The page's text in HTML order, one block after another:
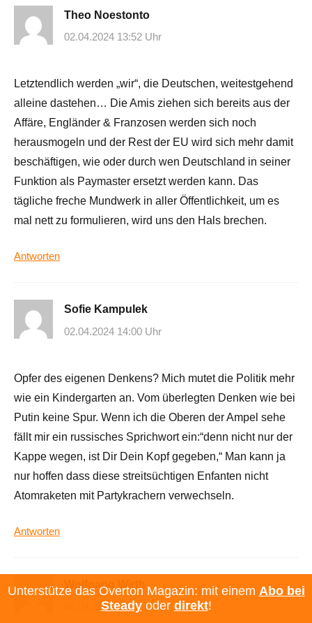
Theo Noestonto
02.04.2024 13:52 Uhr
Letztendlich werden „wir“, die Deutschen, weitestgehend
alleine dastehen… Die Amis ziehen sich bereits aus der
Affäre, Engländer & Franzosen werden sich noch
herausmogeln und der Rest der EU wird sich mehr damit
beschäftigen, wie oder durch wen Deutschland in seiner
Funktion als Paymaster ersetzt werden kann. Das
tägliche freche Mundwerk in aller Öffentlichkeit, um es
mal nett zu formulieren, wird uns den Hals brechen.
Antworten
Sofie Kampulek
02.04.2024 14:00 Uhr
Opfer des eigenen Denkens? Mich mutet die Politik mehr
wie ein Kindergarten an. Vom überlegten Denken wie bei
Putin keine Spur. Wenn ich die Oberen der Ampel sehe
fällt mir ein russisches Sprichwort ein:“denn nicht nur der
Kappe wegen, ist Dir Dein Kopf gegeben,“ Man kann ja
nur hoffen dass diese streitsüchtigen Enfanten nicht
Atomraketen mit Partykrachern verwechseln.
Antworten
Wolfgang Wirth
02.04.2024 15:27 Uhr
Unterstütze das Overton Magazin: mit einem Abo bei
Steadyoder direkt!